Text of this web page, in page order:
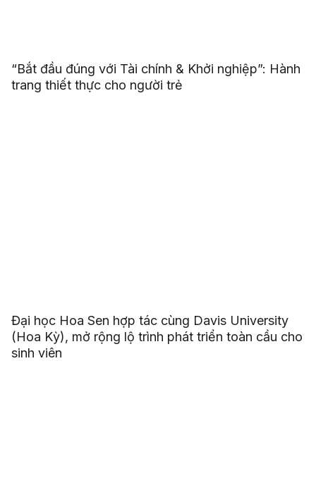
“Bắt đầu đúng với Tài chính & Khởi nghiệp”: Hành
trang thiết thực cho người trẻ
Đại học Hoa Sen hợp tác cùng Davis University
(Hoa Kỳ), mở rộng lộ trình phát triển toàn cầu cho
sinh viên